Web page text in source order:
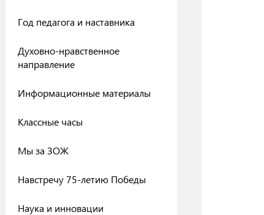
Год педагога и наставника
Духовно-нравственное
направление
Информационные материалы
Классные часы
Мы за ЗОЖ
Навстречу 75-летию Победы
Наука и инновации